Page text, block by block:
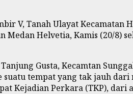
V, Tanah Ulayat Kecamatan
Helvetia, Kamis (20/8)
Gusta, Kecamtan
tempat yang tak jauh dari
Kejadian Perkara (TKP), dari